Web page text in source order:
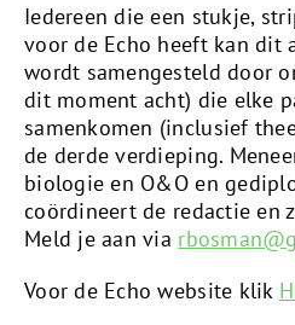
Iedereen die een stukje,
voor de Echo heeft kan dit
wordt samengesteld door
dit moment acht) die elke
samenkomen (inclusief
de derde verdieping.
biologie en O&O en
coördineert de redactie en
Meld je aan via
Voor de Echo website klik